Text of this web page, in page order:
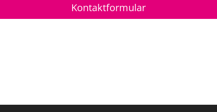
Kontaktformular